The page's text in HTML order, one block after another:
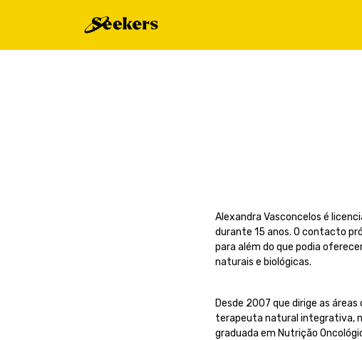
Alexandra Vasconcelos é
durante 15 anos. O contacto
para além do que podia
naturais e biológicas.
Desde 2007 que dirige as
terapeuta natural integrativa,
graduada em Nutrição